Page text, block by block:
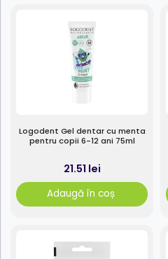
Logodent Gel dentar cu menta
pentru copii 6-12 ani 75ml
21.51 lei
Adaugă în coș